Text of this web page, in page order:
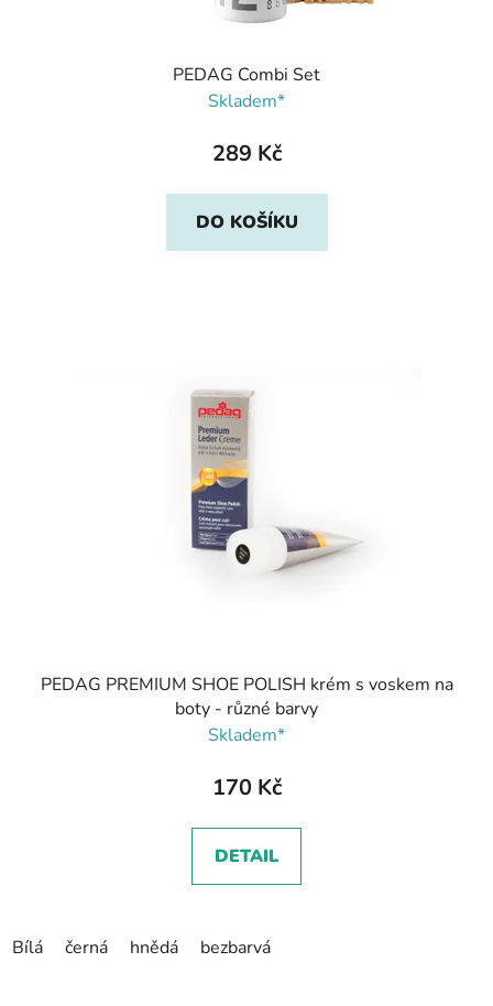
PEDAG Combi Set
Skladem*
289 Kč
DO KOŠÍKU
PEDAG PREMIUM SHOE POLISH krém s voskem na
boty - různé barvy
Skladem*
170 Kč
DETAIL
Bílá černá hnědá bezbarvá